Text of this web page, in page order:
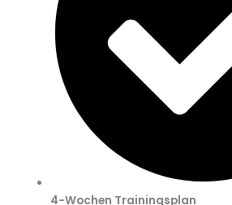
4-Wochen Trainingsplan